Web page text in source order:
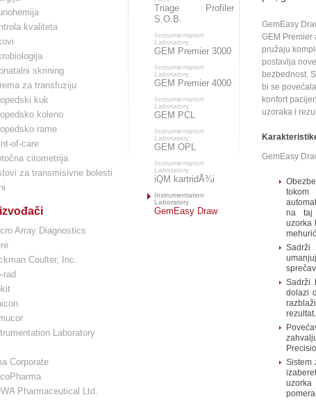
kvaliteta
skrining
za transfuziju
kuk
koleno
rame
of-care
citometrija
za transmisivne bolesti
Array Diagnostics
Coulter, Inc.
rad
Laboratory
Corporate
Pharmaceutical Ltd.
Triage Profiler
S.O.B.
Instrumentation
Laboratory
GEM Premier 3000
Instrumentation
Laboratory
GEM Premier 4000
Instrumentation
Laboratory
GEM PCL
Instrumentation
Laboratory
GEM OPL
Instrumentation
Laboratory
iQM kartridÅ¾i
Instrumentation
Laboratory
GemEasy Draw
GemEasy
GEM Premier
pružaju
postavlja
bezbednost.
bi se
konfort
uzoraka i
GemEasy
na taj
uzorka
Sadrži
dolazi
rezultat.
Sistem